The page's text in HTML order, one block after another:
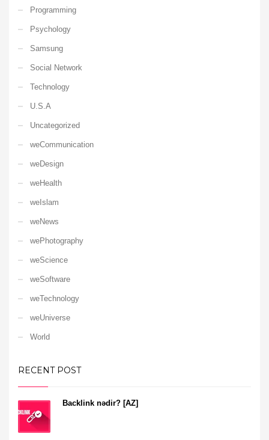
Programming
Psychology
Samsung
Social Network
Technology
U.S.A
Uncategorized
weCommunication
weDesign
weHealth
weIslam
weNews
wePhotography
weScience
weSoftware
weTechnology
weUniverse
World
RECENT POST
Backlink nədir? [AZ]